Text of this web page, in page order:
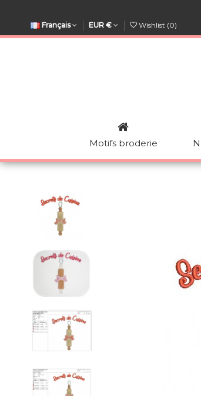
Français EUR € Wishlist (0)
Motifs broderie